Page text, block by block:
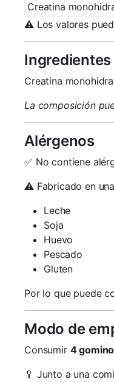
Creatina
⚠️ Los valores
Ingredientes
Creatina
La composición
Alérgenos
✅ No contiene
⚠️ Fabricado en
Leche
Soja
Huevo
Pescado
Gluten
Por lo que puede
Modo de
Consumir 4
🥄 Junto a una